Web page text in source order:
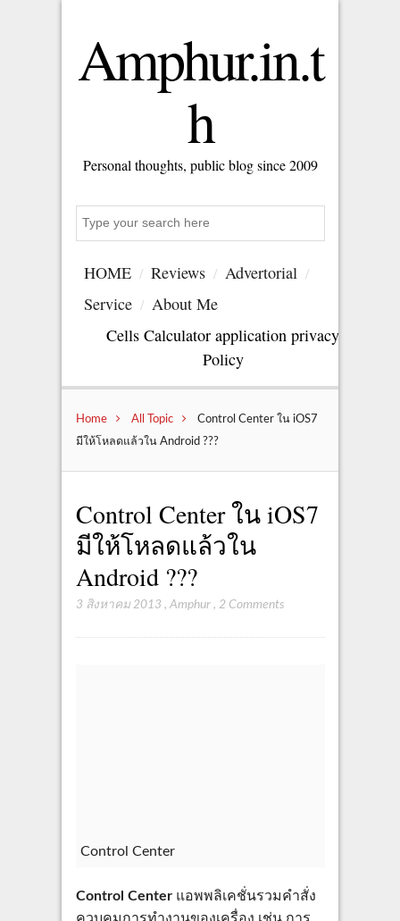
Amphur.in.t
h
Personal thoughts, public blog since 2009
e
HOME Reviews
Advertorial
Service
About Me
Cells Calculator application privacy
Policy
Home All Topic Control Center ใน iOS7
มีให้โหลดแล้วใน Android ???
Control Center ใน iOS7
มีให้โหลดแล้วใน
Android ???
3 สิงหาคม 2013 , Amphur, 2 Comments
Control Center
Control Centerแอพพลิเคชั่นรวมคำสั่ง